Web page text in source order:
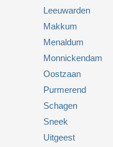
Leeuwarden
Makkum
Menaldum
Monnickendam
Oostzaan
Purmerend
Schagen
Sneek
Uitgeest